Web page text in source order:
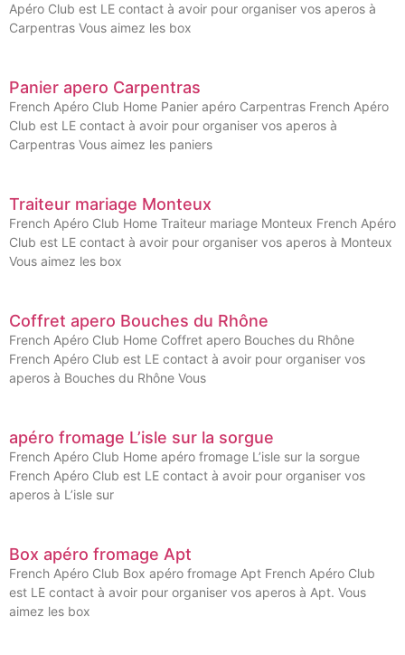
Apéro Club est LE contact à avoir pour organiser vos aperos à
Carpentras Vous aimez les box
Panier apero Carpentras
French Apéro Club Home Panier apéro Carpentras French Apéro
Club est LE contact à avoir pour organiser vos aperos à
Carpentras Vous aimez les paniers
Traiteur mariage Monteux
French Apéro Club Home Traiteur mariage Monteux French Apéro
Club est LE contact à avoir pour organiser vos aperos à Monteux
Vous aimez les box
Coffret apero Bouches du Rhône
French Apéro Club Home Coffret apero Bouches du Rhône
French Apéro Club est LE contact à avoir pour organiser vos
aperos à Bouches du Rhône Vous
apéro fromage L’isle sur la sorgue
French Apéro Club Home apéro fromage L’isle sur la sorgue
French Apéro Club est LE contact à avoir pour organiser vos
aperos à L’isle sur
Box apéro fromage Apt
French Apéro Club Box apéro fromage Apt French Apéro Club
est LE contact à avoir pour organiser vos aperos à Apt. Vous
aimez les box